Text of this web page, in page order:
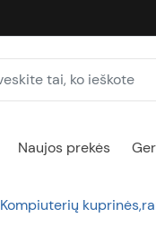
Naujos prekės
Kompiuterių